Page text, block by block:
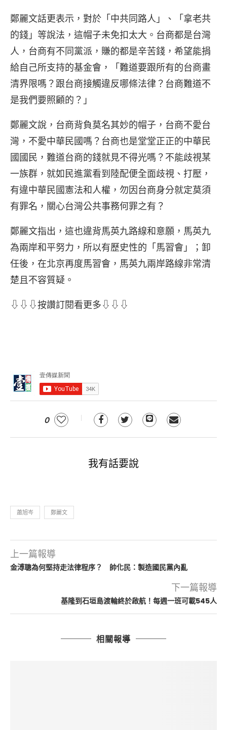
鄭麗文話更表示，對於「中共同路人」、「拿老共
的錢」等說法，這帽子未免扣太大。台商都是台灣
人，台商有不同黨派，賺的都是辛苦錢，希望能捐
給自己所支持的基金會，「難道要跟所有的台商畫
清界限嗎？跟台商接觸違反哪條法律？台商難道不
是我們要照顧的？」
鄭麗文說，台商背負莫名其妙的帽子，台商不愛台
灣，不愛中華民國嗎？台商也是堂堂正正的中華民
國國民，難道台商的錢就見不得光嗎？不能歧視某
一族群，就如民進黨看到陸配便全面歧視、打壓，
有違中華民國憲法和人權，勿因台商身分就定莫須
有罪名，關心台灣公共事務何罪之有？
鄭麗文指出，這也違背馬英九路線和意願，馬英九
為兩岸和平努力，所以有歷史性的「馬習會」；卸
任後，在北京再度馬習會，馬英九兩岸路線非常清
楚且不容質疑。
⇩⇩⇩按讚訂閱看更多⇩⇩⇩
0
我有話要說
蕭旭岑 鄭麗文
上一篇報導
金溥聰為何堅持走法律程序？ 帥化民：製造國民黨內亂
下一篇報導
基隆到石垣島渡輪終於啟航！每週一班可載545人
相關報導